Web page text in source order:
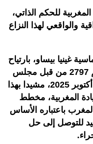
للحكم الذاتي،
والواقعي لهذا النزاع
غينيا بيساو، بارتياح
كبير، الاعتماد التاريخي للقرار رقم 2797 من قبل مجلس
الأمن التابع للأمم المتحدة في 31 أكتوبر 2025، مشيدا بهذا
المغربية، مخطط
باعتباره الأساس
للتوصل إلى حل